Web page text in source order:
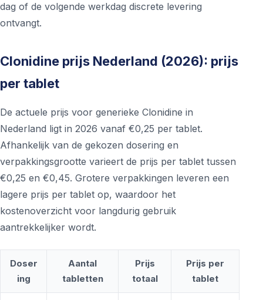
dag of de volgende werkdag discrete levering
ontvangt.
Clonidine prijs Nederland (2026): prijs
per tablet
De actuele prijs voor generieke Clonidine in
Nederland ligt in 2026 vanaf €0,25 per tablet.
Afhankelijk van de gekozen dosering en
verpakkingsgrootte varieert de prijs per tablet tussen
€0,25 en €0,45. Grotere verpakkingen leveren een
lagere prijs per tablet op, waardoor het
kostenoverzicht voor langdurig gebruik
aantrekkelijker wordt.
Doser
ing
Aantal
tabletten
Prijs
totaal
Prijs per
tablet